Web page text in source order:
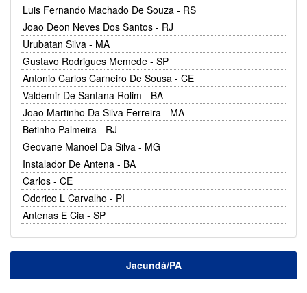
Luis Fernando Machado De Souza - RS
Joao Deon Neves Dos Santos - RJ
Urubatan Silva - MA
Gustavo Rodrigues Memede - SP
Antonio Carlos Carneiro De Sousa - CE
Valdemir De Santana Rolim - BA
Joao Martinho Da Silva Ferreira - MA
Betinho Palmeira - RJ
Geovane Manoel Da Silva - MG
Instalador De Antena - BA
Carlos - CE
Odorico L Carvalho - PI
Antenas E Cia - SP
Jacundá/PA